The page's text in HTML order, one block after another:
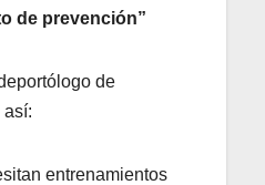
de prevención”
de
así:
entrenamientos